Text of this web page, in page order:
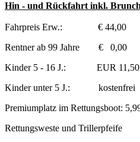
Hin - und Rückfahrt inkl. Brunch
Fahrpreis Erw.: € 44,00
Rentner ab 99 Jahre € 0,00
Kinder 5 - 16 J.: EUR 11,50 +
Kinder unter 5 J.: kostenfrei
Premiumplatz im Rettungsboot:
Rettungsweste und Trillerpfeife